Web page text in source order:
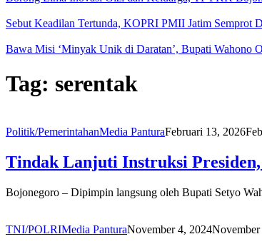
Sebut Keadilan Tertunda, KOPRI PMII Jatim Semprot
Bawa Misi ‘Minyak Unik di Daratan’, Bupati Wahono
Tag: serentak
Politik/PemerintahanMedia PanturaFebruari 13, 2026
Tindak Lanjuti Instruksi
Bojonegoro – Dipimpin langsung oleh Bupati Setyo
TNI/POLRIMedia PanturaNovember 4, 2024